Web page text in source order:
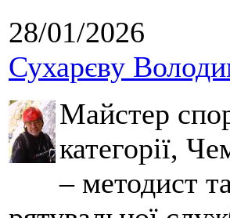
28/01/2026
Сухарєву
Майстер
категорії,
– методист